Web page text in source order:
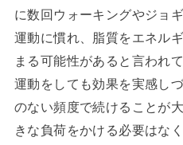
に数回ウォーキングやジョ
運動に慣れ、脂質をエネル
まる可能性があると言われ
運動をしても効果を実感し
のない頻度で続けることが
きな負荷をかける必要はな